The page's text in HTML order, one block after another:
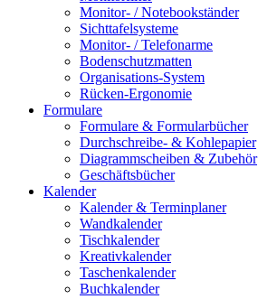
Monitor- / Notebookständer
Sichttafelsysteme
Monitor- / Telefonarme
Bodenschutzmatten
Organisations-System
Rücken-Ergonomie
Formulare
Formulare & Formularbücher
Durchschreibe- & Kohlepapier
Diagrammscheiben & Zubehör
Geschäftsbücher
Kalender
Kalender & Terminplaner
Wandkalender
Tischkalender
Kreativkalender
Taschenkalender
Buchkalender